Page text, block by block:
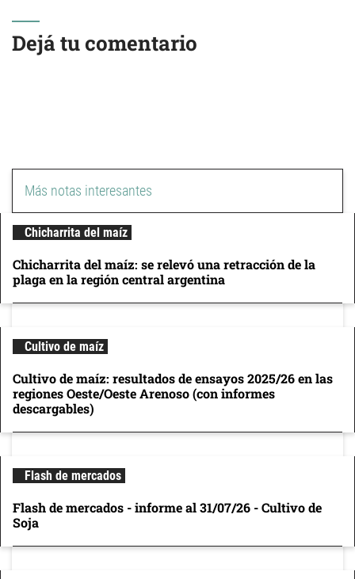
Dejá tu comentario
Más notas interesantes
Chicharrita del maíz
Chicharrita del maíz: se relevó una retracción de la
plaga en la región central argentina
Cultivo de maíz
Cultivo de maíz: resultados de ensayos 2025/26 en las
regiones Oeste/Oeste Arenoso (con informes
descargables)
Flash de mercados
Flash de mercados - informe al 31/07/26 - Cultivo de
Soja